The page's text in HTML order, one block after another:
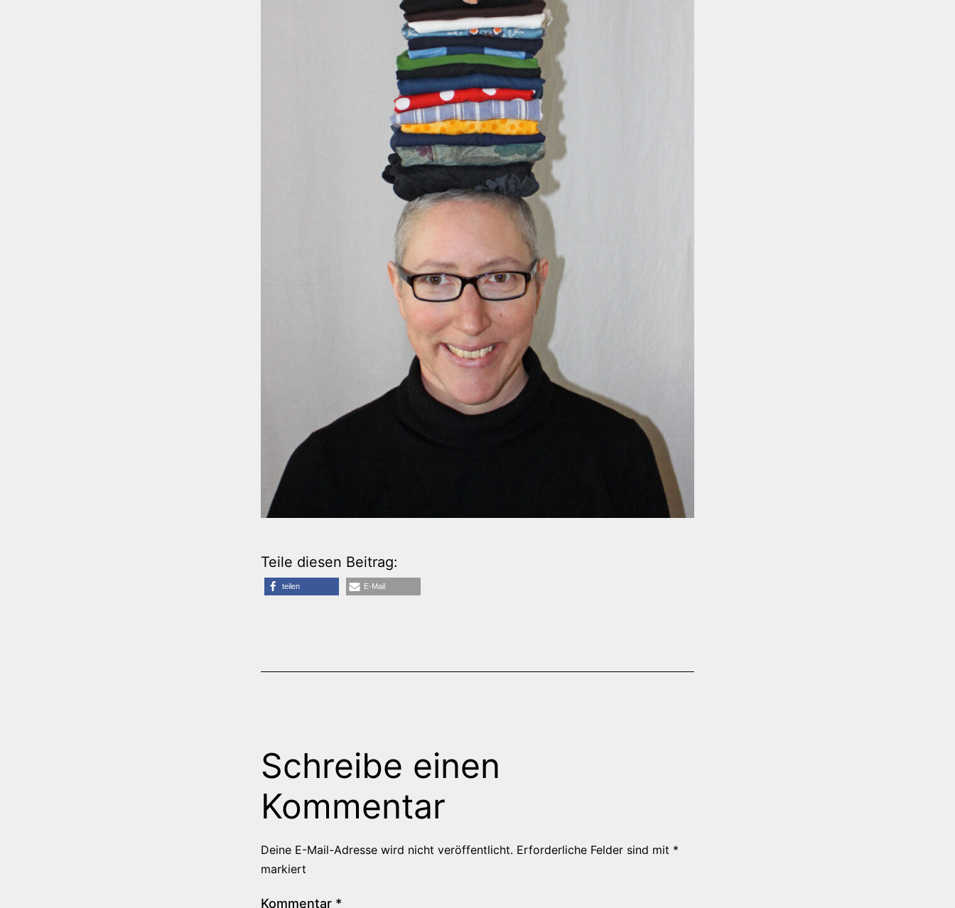
Teile diesen Beitrag:
teilen E-Mail
Schreibe einen
Kommentar
Deine E-Mail-Adresse wird nicht veröffentlicht. Erforderliche Felder sind mit *
markiert
Kommentar *